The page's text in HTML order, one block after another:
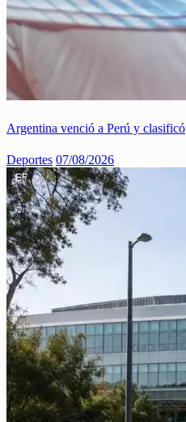
Argentina venció a Perú y clasificó
Deportes 07/08/2026